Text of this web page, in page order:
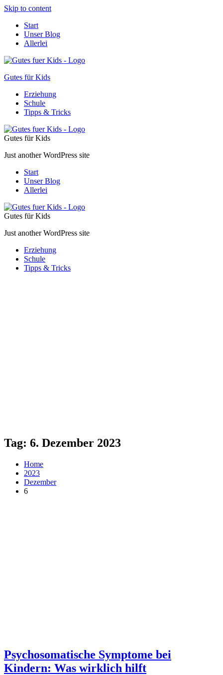
Skip to content
Start
Unser Blog
Allerlei
Gutes für Kids
Erziehung
Schule
Tipps & Tricks
Gutes für Kids
Just another WordPress site
Start
Unser Blog
Allerlei
Gutes für Kids
Just another WordPress site
Erziehung
Schule
Tipps & Tricks
Tag: 6. Dezember 2023
Home
2023
Dezember
6
Psychosomatische Symptome bei
Kindern: Was wirklich hilft